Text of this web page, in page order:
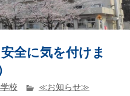
全に気を付けま
校 ≪お知らせ≫